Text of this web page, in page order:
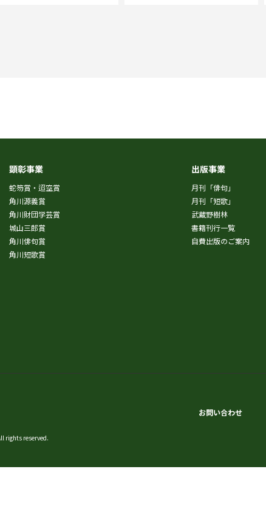
顕彰事業
蛇笏賞・迢空賞
角川源義賞
角川財団学芸賞
城山三郎賞
角川俳句賞
角川短歌賞
出版事業
月刊「俳句」
月刊「短歌」
武蔵野樹林
書籍刊行一覧
自費出版のご案内
お問い合わせ
rights reserved.